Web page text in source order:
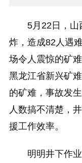
5月22日，山
炸，造成82人遇
场令人震惊的矿
黑龙江省新兴矿
的矿难，事故发
人数搞不清楚，
援工作效率。
明明井下作